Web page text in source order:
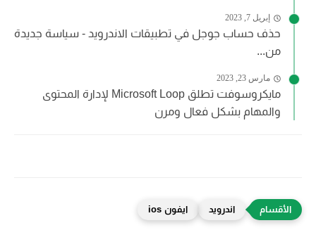
إبريل 7, 2023
حذف حساب جوجل في تطبيقات الاندرويد - سياسة جديدة
من...
مارس 23, 2023
مايكروسوفت تطلق Microsoft Loop لإدارة المحتوى
والمهام بشكل فعال ومرن
اندرويد ايفون ios